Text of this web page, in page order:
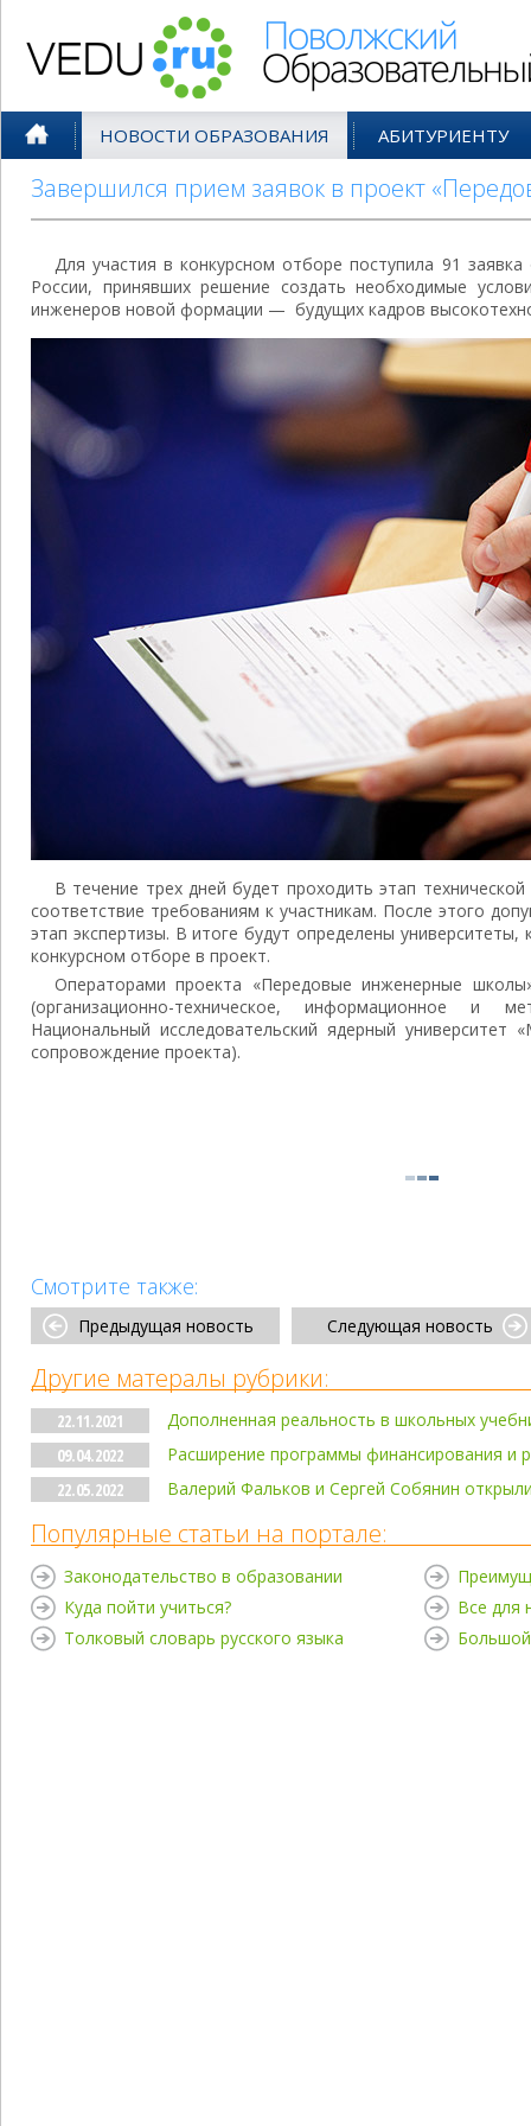
НОВОСТИ ОБРАЗОВАНИЯ АБИТУРИЕНТУ
Завершился прием заявок в проект
Для участия в конкурсном отборе поступила 91
России, принявших решение создать необходимые
инженеров новой формации — будущих кадров
В течение трех дней будет проходить этап
соответствие требованиям к участникам. После этого
этап экспертизы. В итоге будут определены университеты,
конкурсном отборе в проект.
Операторами проекта «Передовые инженерные
(организационно-техническое, информационное и
Национальный исследовательский ядерный университет
сопровождение проекта).
Смотрите также:
Предыдущая новость Следующая новость
Другие матералы рубрики:
22.11.2021
Дополненная реальность в школьных
09.04.2022
Расширение программы финансирования и
22.05.2022
Валерий Фальков и Сергей Собянин
Популярные статьи на портале:
Законодательство в образовании
Куда пойти учиться?
Толковый словарь русского языка
Все для
Большой